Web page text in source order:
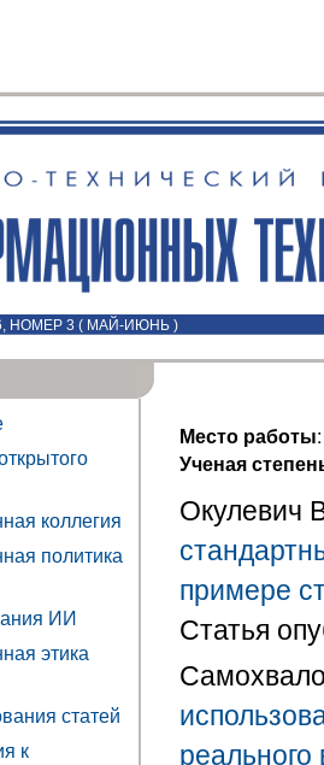
НОМЕР 3 ( МАЙ-ИЮНЬ )
коллегия
политика
ИИ
этика
статей
к
Место работы
Ученая
Окулевич
примере
Статья